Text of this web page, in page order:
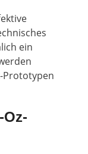
ein
Prototypen